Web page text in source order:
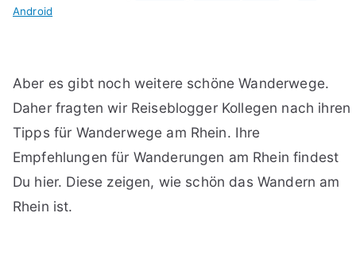
Android
Aber es gibt noch weitere schöne Wanderwege.
Daher fragten wir Reiseblogger Kollegen nach ihren
Tipps für Wanderwege am Rhein. Ihre
Empfehlungen für Wanderungen am Rhein findest
Du hier. Diese zeigen, wie schön das Wandern am
Rhein ist.